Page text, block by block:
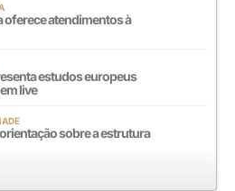
oferece atendimentos à
estudos europeus
live
sobre a estrutura